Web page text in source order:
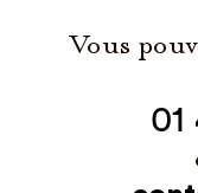
Vous
01